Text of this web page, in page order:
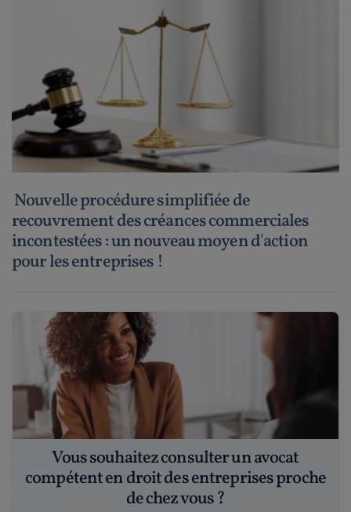
Nouvelle procédure simplifiée de
recouvrement des créances commerciales
incontestées : un nouveau moyen d'action
pour les entreprises !
Vous souhaitez consulter un avocat
compétent en droit des entreprises proche
de chez vous ?